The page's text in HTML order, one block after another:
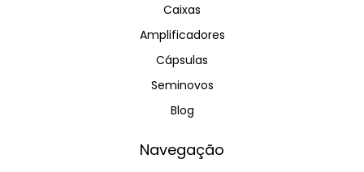
Caixas
Amplificadores
Cápsulas
Seminovos
Blog
Navegação